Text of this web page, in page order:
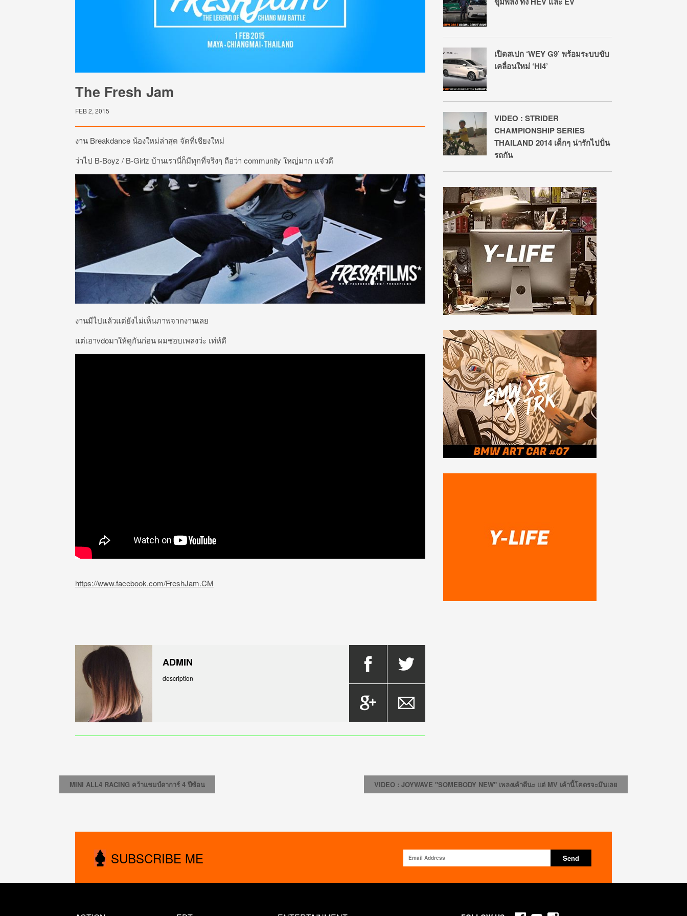
The Fresh Jam
FEB 2, 2015
งาน Breakdance น้องใหม่ล่าสุด จัดที่เชียงใหม่
ว่าไป B-Boyz / B-Girlz บ้านเรานี่ก็มีทุกที่จริงๆ ถือว่า community ใหญ่มาก แจ๋วดี
งานมีไปแล้วแต่ยังไม่เห็นภาพจากงานเลย
แต่เอาvdoมาให้ดูกันก่อน ผมชอบเพลงว่ะ เท่ห์ดี
https://www.facebook.com/FreshJam.CM
ADMIN
description
เปิดสเปก ‘WEY G9’ พร้อมระบบขับ
เคลื่อนใหม่ ‘HI4’
VIDEO : STRIDER
CHAMPIONSHIP SERIES
THAILAND 2014 เด็กๆ น่ารักไปปั่น
รถกัน
MINI ALL4 RACING คว้าแชมป์ดาการ์ 4 ปีซ้อน VIDEO : JOYWAVE "SOMEBODY NEW" เพลงเค้าดีนะ แต่ MV เค้านี้โคตรจะมึนเลย
SUBSCRIBE ME